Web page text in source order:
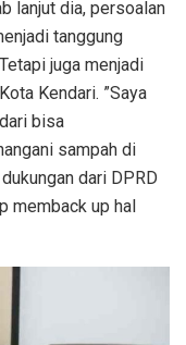
lanjut dia, persoalan
tanggung
juga menjadi
Kendari. ”Saya
bisa
sampah di
dari DPRD
memback up hal